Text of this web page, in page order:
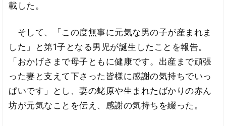
載した。
そして、「この度無事に元気な男の子が産まれま
した」と第1子となる男児が誕生したことを報告。
「おかげさまで母子ともに健康です。出産まで頑張
った妻と支えて下さった皆様に感謝の気持ちでいっ
ぱいです」とし、妻の蛯原や生まれたばかりの赤ん
坊が元気なことを伝え、感謝の気持ちを綴った。